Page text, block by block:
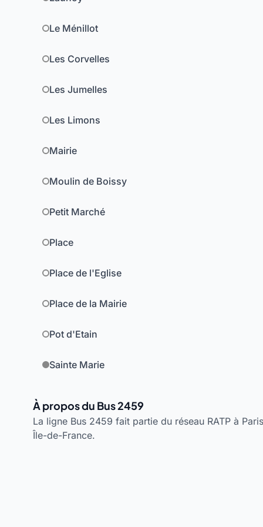
Le Ménillot
Les Corvelles
Les Jumelles
Les Limons
Mairie
Moulin de Boissy
Petit Marché
Place
Place de l'Eglise
Place de la Mairie
Pot d'Etain
Sainte Marie
À propos du Bus 2459
La ligne Bus 2459 fait partie du réseau RATP à
Île-de-France.